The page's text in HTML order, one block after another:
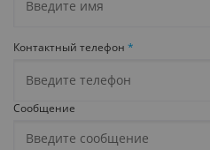
Контактный телефон *
Сообщение